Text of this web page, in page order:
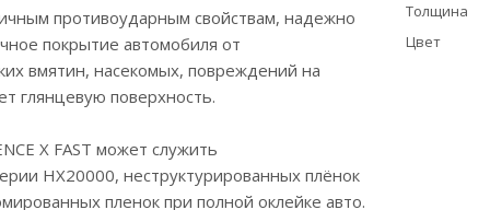
противоударным свойствам, надежно
покрытие автомобиля от
вмятин, насекомых, повреждений на
глянцевую поверхность.
X FAST может служить
HX20000, неструктурированных плёнок
пленок при полной оклейке авто.
Толщина
Цвет